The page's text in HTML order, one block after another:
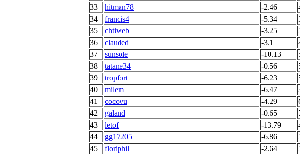
33
hitman78 -2.46
34
francis4 -5.34
35
chtiweb -3.25
36
clauded -3.1
37
sunsole -10.13
38
tatane34 -0.56
39
tropfort -6.23
40
milem -6.47
41
cocovu -4.29
42
galand -0.65
43
letof -13.79
44
gg17205 -6.86
45
floriphil -2.64